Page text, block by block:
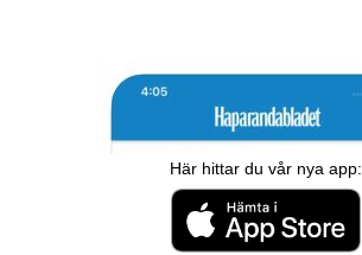
Här hittar du vår nya app: